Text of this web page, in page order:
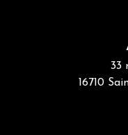
33
16710